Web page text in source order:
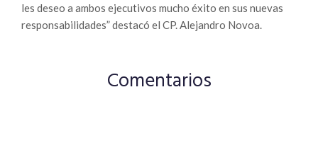
les deseo a ambos ejecutivos mucho éxito en sus nuevas
responsabilidades” destacó el CP. Alejandro Novoa.
Comentarios